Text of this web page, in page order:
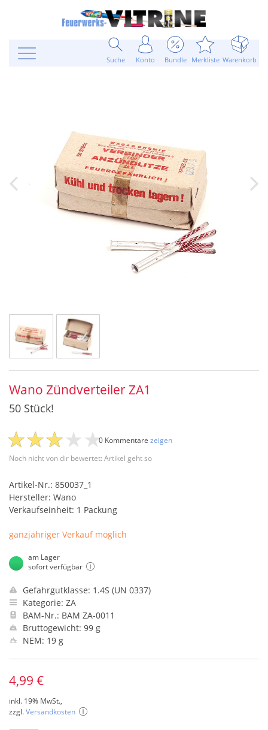
Suche Konto Bundle Merkliste Warenkorb
Wano Zündverteiler ZA1
50 Stück!
Noch nicht von dir bewertet: Artikel geht so
0 Kommentare zeigen
Artikel-Nr.: 850037_1
Hersteller: Wano
Verkaufseinheit: 1 Packung
ganzjähriger Verkauf möglich
am Lager
sofort verfügbar
Gefahrgutklasse: 1.4S (UN 0337)
Kategorie: ZA
BAM-Nr.: BAM ZA-0011
Bruttogewicht: 99 g
NEM: 19 g
4,99 €
inkl. 19% MwSt.,
zzgl.Versandkosten